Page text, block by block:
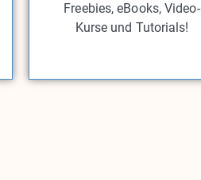
Freebies, eBooks, Video-
Kurse und Tutorials!​